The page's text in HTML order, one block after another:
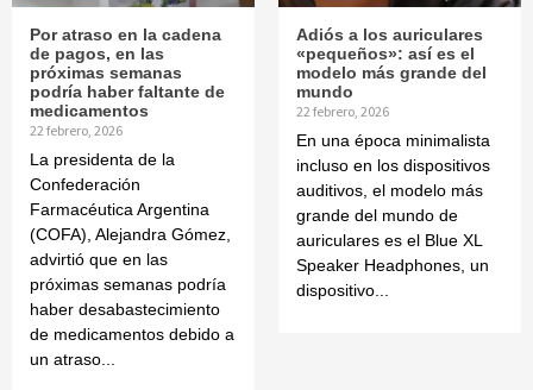
Por atraso en la cadena
de pagos, en las
próximas semanas
podría haber faltante de
medicamentos
22 febrero, 2026
La presidenta de la
Confederación
Farmacéutica Argentina
(COFA), Alejandra Gómez,
advirtió que en las
próximas semanas podría
haber desabastecimiento
de medicamentos debido a
un atraso...
Adiós a los auriculares
«pequeños»: así es el
modelo más grande del
mundo
22 febrero, 2026
En una época minimalista
incluso en los dispositivos
auditivos, el modelo más
grande del mundo de
auriculares es el Blue XL
Speaker Headphones, un
dispositivo...